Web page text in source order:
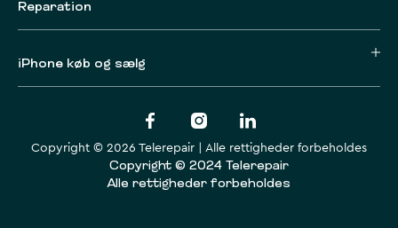
Reparation
iPhone køb og sælg
Copyright © 2026 Telerepair | Alle rettigheder forbeholdes
Copyright © 2024 Telerepair
Alle rettigheder forbeholdes